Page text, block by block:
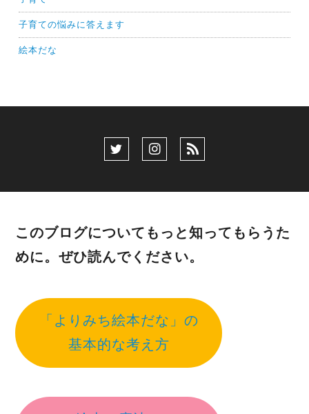
子育ての悩みに答えます
絵本だな
このブログについてもっと知ってもらうた
めに。ぜひ読んでください。
「よりみち絵本だな」の
基本的な考え方